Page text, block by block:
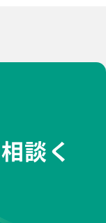
談く